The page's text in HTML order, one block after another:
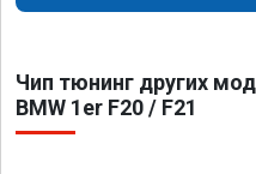
Чип тюнинг других
BMW 1er F20 / F21